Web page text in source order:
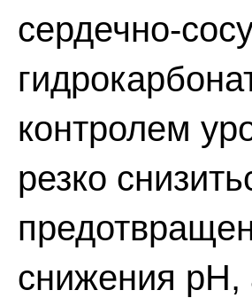
сердечно-
контролем
резко
снижения рН,